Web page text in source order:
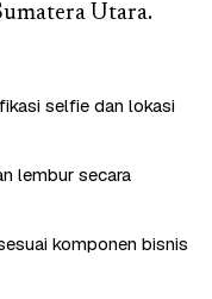
Utara.
selfie dan lokasi
lembur secara
komponen bisnis